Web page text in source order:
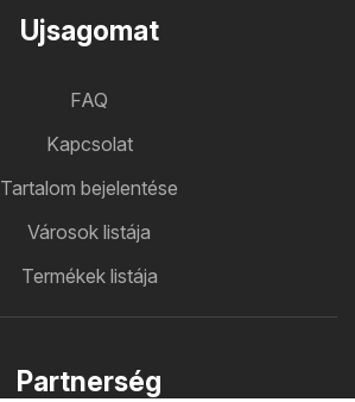
Ujsagomat
FAQ
Kapcsolat
Tartalom bejelentése
Városok listája
Termékek listája
Partnerség